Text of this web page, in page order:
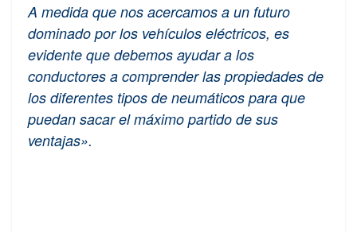
A medida que nos acercamos a un futuro
dominado por los vehículos eléctricos, es
evidente que debemos ayudar a los
conductores a comprender las propiedades de
los diferentes tipos de neumáticos para que
puedan sacar el máximo partido de sus
ventajas».